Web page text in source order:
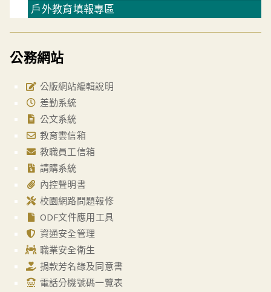
戶外教育填報專區
公務網站
公版網站編輯說明
差勤系統
公文系統
教育雲信箱
教職員工信箱
請購系統
內控聲明書
校園網路問題報修
ODF文件應用工具
資通安全管理
職業安全衛生
捐款芳名錄及同意書
電話分機號碼一覽表